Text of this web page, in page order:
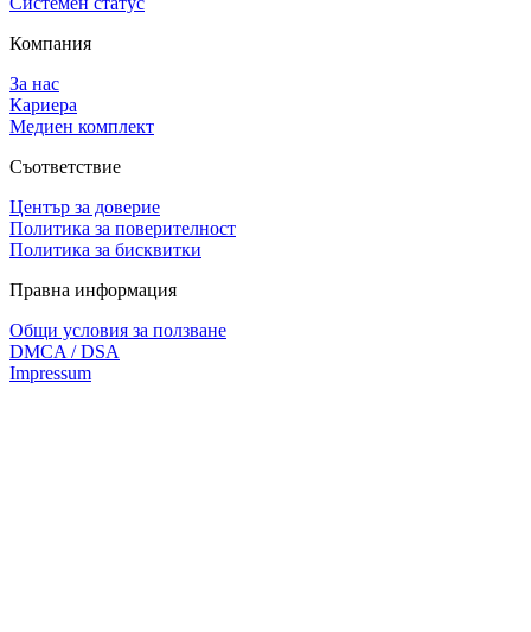
Компания
За нас
Кариера
Медиен комплект
Съответствие
Център за доверие
Политика за поверителност
Политика за бисквитки
Правна информация
Общи условия за ползване
DMCA / DSA
Impressum